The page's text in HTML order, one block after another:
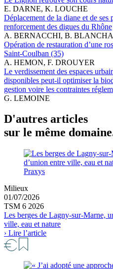
E. DARNE, K. LOUCHE
Déplacement de la diane et de ses
renforcement des digues du Rhône
A. BERNACCHI, B.
Opération de restauration d’une
Saint-Coulban (35)
A. HEMON, F. DROUYER
Le verdissement des espaces
disponibles peut-il optimiser la
gestion voire les contraintes
G. LEMOINE
D'autres articles
sur le même
Praxys
Milieux
01/07/2026
TSM 6 2026
Les berges de Lagny-sur-Marne,
ville, eau et nature
› Lire l’article